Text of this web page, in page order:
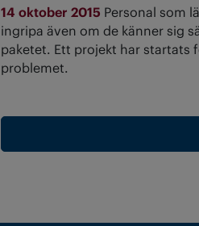
14 oktober 2015 Personal som
ingripa även om de känner sig
paketet. Ett projekt har startats
problemet.